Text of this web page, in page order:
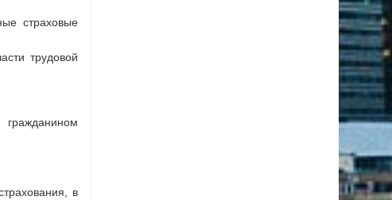
страховые
трудовой
в